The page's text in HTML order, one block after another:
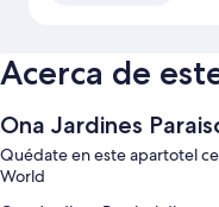
Acerca de
Ona Jardines
Quédate en este apartotel
World